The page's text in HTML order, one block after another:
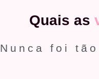
Quais as
Nunca foi